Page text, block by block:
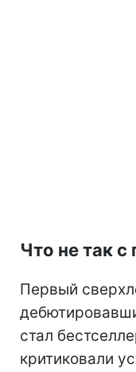
Что не так
Первый
стал
критиковали